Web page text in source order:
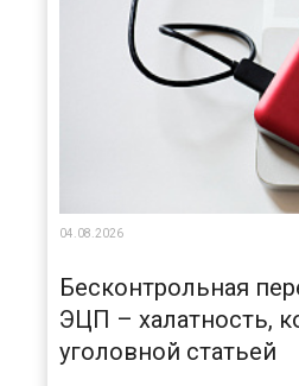
04.08.2026
Бесконтрольная
ЭЦП – халатность,
уголовной статьей